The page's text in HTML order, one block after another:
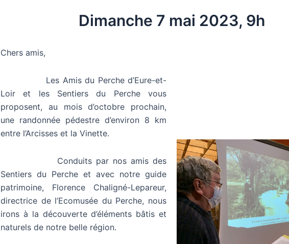
Dimanche 7 mai 2023, 9h
Chers amis,
Les Amis du Perche d’Eure-et-
Loir et les Sentiers du Perche vous
proposent, au mois d’octobre prochain,
une randonnée pédestre d’environ 8 km
entre l’Arcisses et la Vinette.
Conduits par nos amis des
Sentiers du Perche et avec notre guide
patrimoine, Florence Chaligné-Lepareur,
directrice de l’Ecomusée du Perche, nous
irons à la découverte d’éléments bâtis et
naturels de notre belle région.